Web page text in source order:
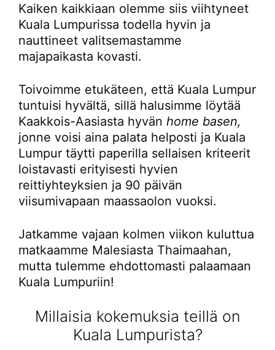
Kaiken kaikkiaan olemme siis viihtyneet
Kuala Lumpurissa todella hyvin ja
nauttineet valitsemastamme
majapaikasta kovasti.
Toivoimme etukäteen, että Kuala Lumpur
tuntuisi hyvältä, sillä halusimme löytää
Kaakkois-Aasiasta hyvän home basen,
jonne voisi aina palata helposti ja Kuala
Lumpur täytti paperilla sellaisen kriteerit
loistavasti erityisesti hyvien
reittiyhteyksien ja 90 päivän
viisumivapaan maassaolon vuoksi.
Jatkamme vajaan kolmen viikon kuluttua
matkaamme Malesiasta Thaimaahan,
mutta tulemme ehdottomasti palaamaan
Kuala Lumpuriin!
Millaisia kokemuksia teillä on
Kuala Lumpurista?